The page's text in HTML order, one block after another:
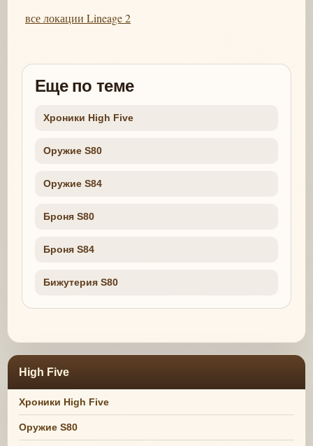
все локации Lineage 2
Еще по теме
Хроники High Five
Оружие S80
Оружие S84
Броня S80
Броня S84
Бижутерия S80
High Five
Хроники High Five
Оружие S80